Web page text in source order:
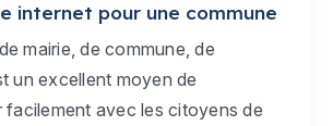
internet pour une commune
mairie, de commune, de
un excellent moyen de
facilement avec les citoyens de